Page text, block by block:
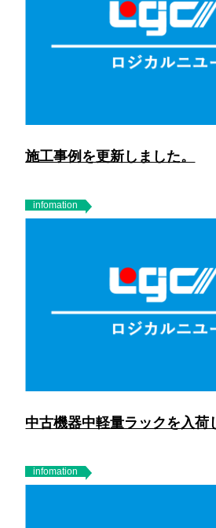
施工事例を更新しました。
infomation
中古機器中軽量ラックを入荷
infomation